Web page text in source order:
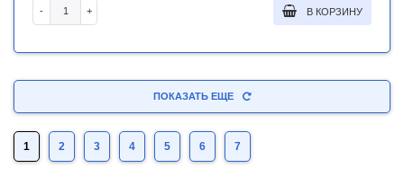
- + В КОРЗИНУ
ПОКАЗАТЬ ЕЩЕ
1 2 3 4 5 6 7